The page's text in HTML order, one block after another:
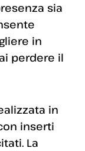
sia
in
perdere il
in
inserti
La